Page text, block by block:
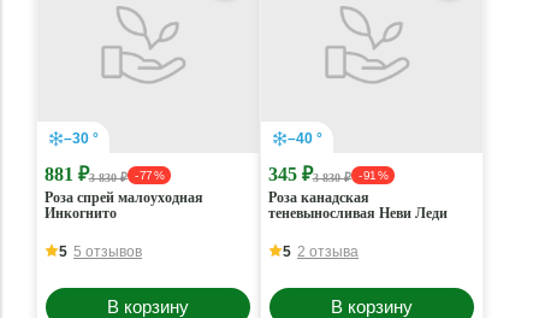
–30 °
881 ₽3 830 ₽ - 77 %
Роза спрей малоуходная
Инкогнито
5 5 отзывов
В корзину
–40 °
345 ₽3 830 ₽ - 91 %
Роза канадская
теневыносливая Неви Леди
5 2 отзыва
В корзину